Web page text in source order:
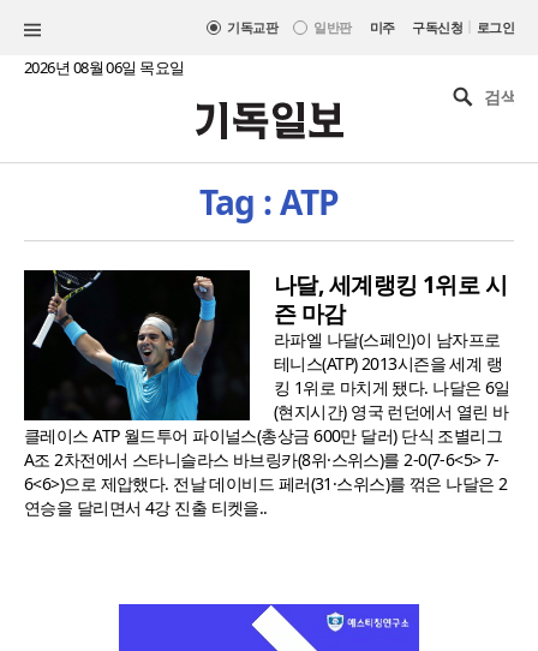
기독교판 일반판 미주 구독신청 | 로그인
2026년 08월 06일 목요일
Tag : ATP
나달, 세계랭킹 1위로 시
즌 마감
라파엘 나달(스페인)이 남자프로
테니스(ATP) 2013시즌을 세계 랭
킹 1위로 마치게 됐다. 나달은 6일
(현지시간) 영국 런던에서 열린 바
클레이스 ATP 월드투어 파이널스(총상금 600만 달러) 단식 조별리그
A조 2차전에서 스타니슬라스 바브링카(8위·스위스)를 2-0(7-6<5> 7-
6<6>)으로 제압했다. 전날 데이비드 페러(31·스위스)를 꺾은 나달은 2
연승을 달리면서 4강 진출 티켓을..